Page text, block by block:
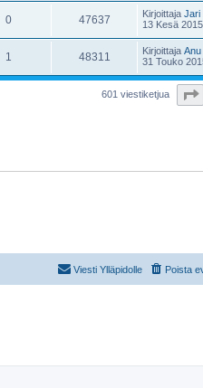
0 47637 Kirjoittaja Jari
13 Kesä
1 48311 Kirjoittaja Anu
31 Touko
601 viestiketjua
Poista
Viesti Ylläpidolle